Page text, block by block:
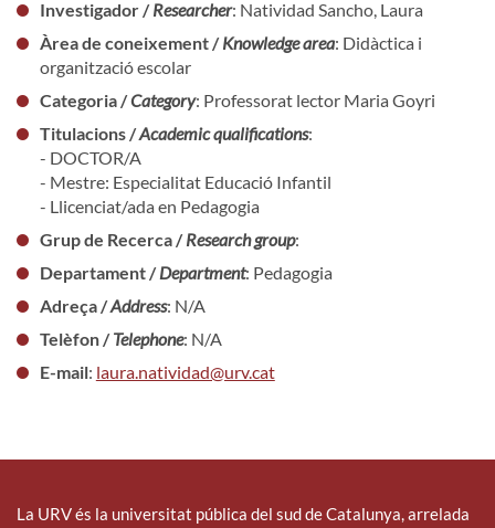
Investigador /Researcher: Natividad Sancho, Laura
Àrea de coneixement /Knowledge area: Didàctica i
organització escolar
Categoria /Category: Professorat lector Maria Goyri
Titulacions /Academic qualifications:
- DOCTOR/A
- Mestre: Especialitat Educació Infantil
- Llicenciat/ada en Pedagogia
Grup de Recerca /Research group:
Departament /Department: Pedagogia
Adreça /Address: N/A
Telèfon /Telephone: N/A
E-mail: laura.natividad@urv.cat
La URV és la universitat pública del sud de Catalunya, arrelada